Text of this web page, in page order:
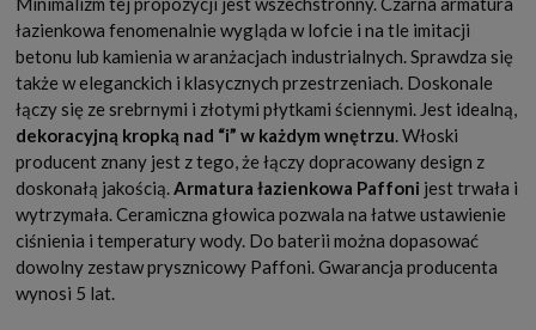
łazienkowa fenomenalnie wygląda w lofcie i na tle imitacji
betonu lub kamienia w aranżacjach industrialnych. Sprawdza się
także w eleganckich i klasycznych przestrzeniach. Doskonale
łączy się ze srebrnymi i złotymi płytkami ściennymi. Jest idealną,
dekoracyjną kropką nad “i” w każdym wnętrzu. Włoski
producent znany jest z tego, że łączy dopracowany design z
doskonałą jakością.Armatura łazienkowa Paffoni jest trwała i
wytrzymała. Ceramiczna głowica pozwala na łatwe ustawienie
ciśnienia i temperatury wody. Do baterii można dopasować
dowolny zestaw prysznicowy Paffoni. Gwarancja producenta
wynosi 5 lat.